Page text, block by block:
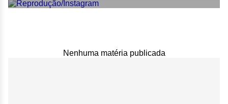
Nenhuma matéria publicada